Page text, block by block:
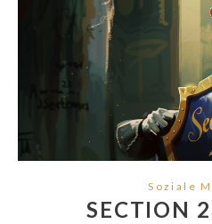
Soziale
SECTION